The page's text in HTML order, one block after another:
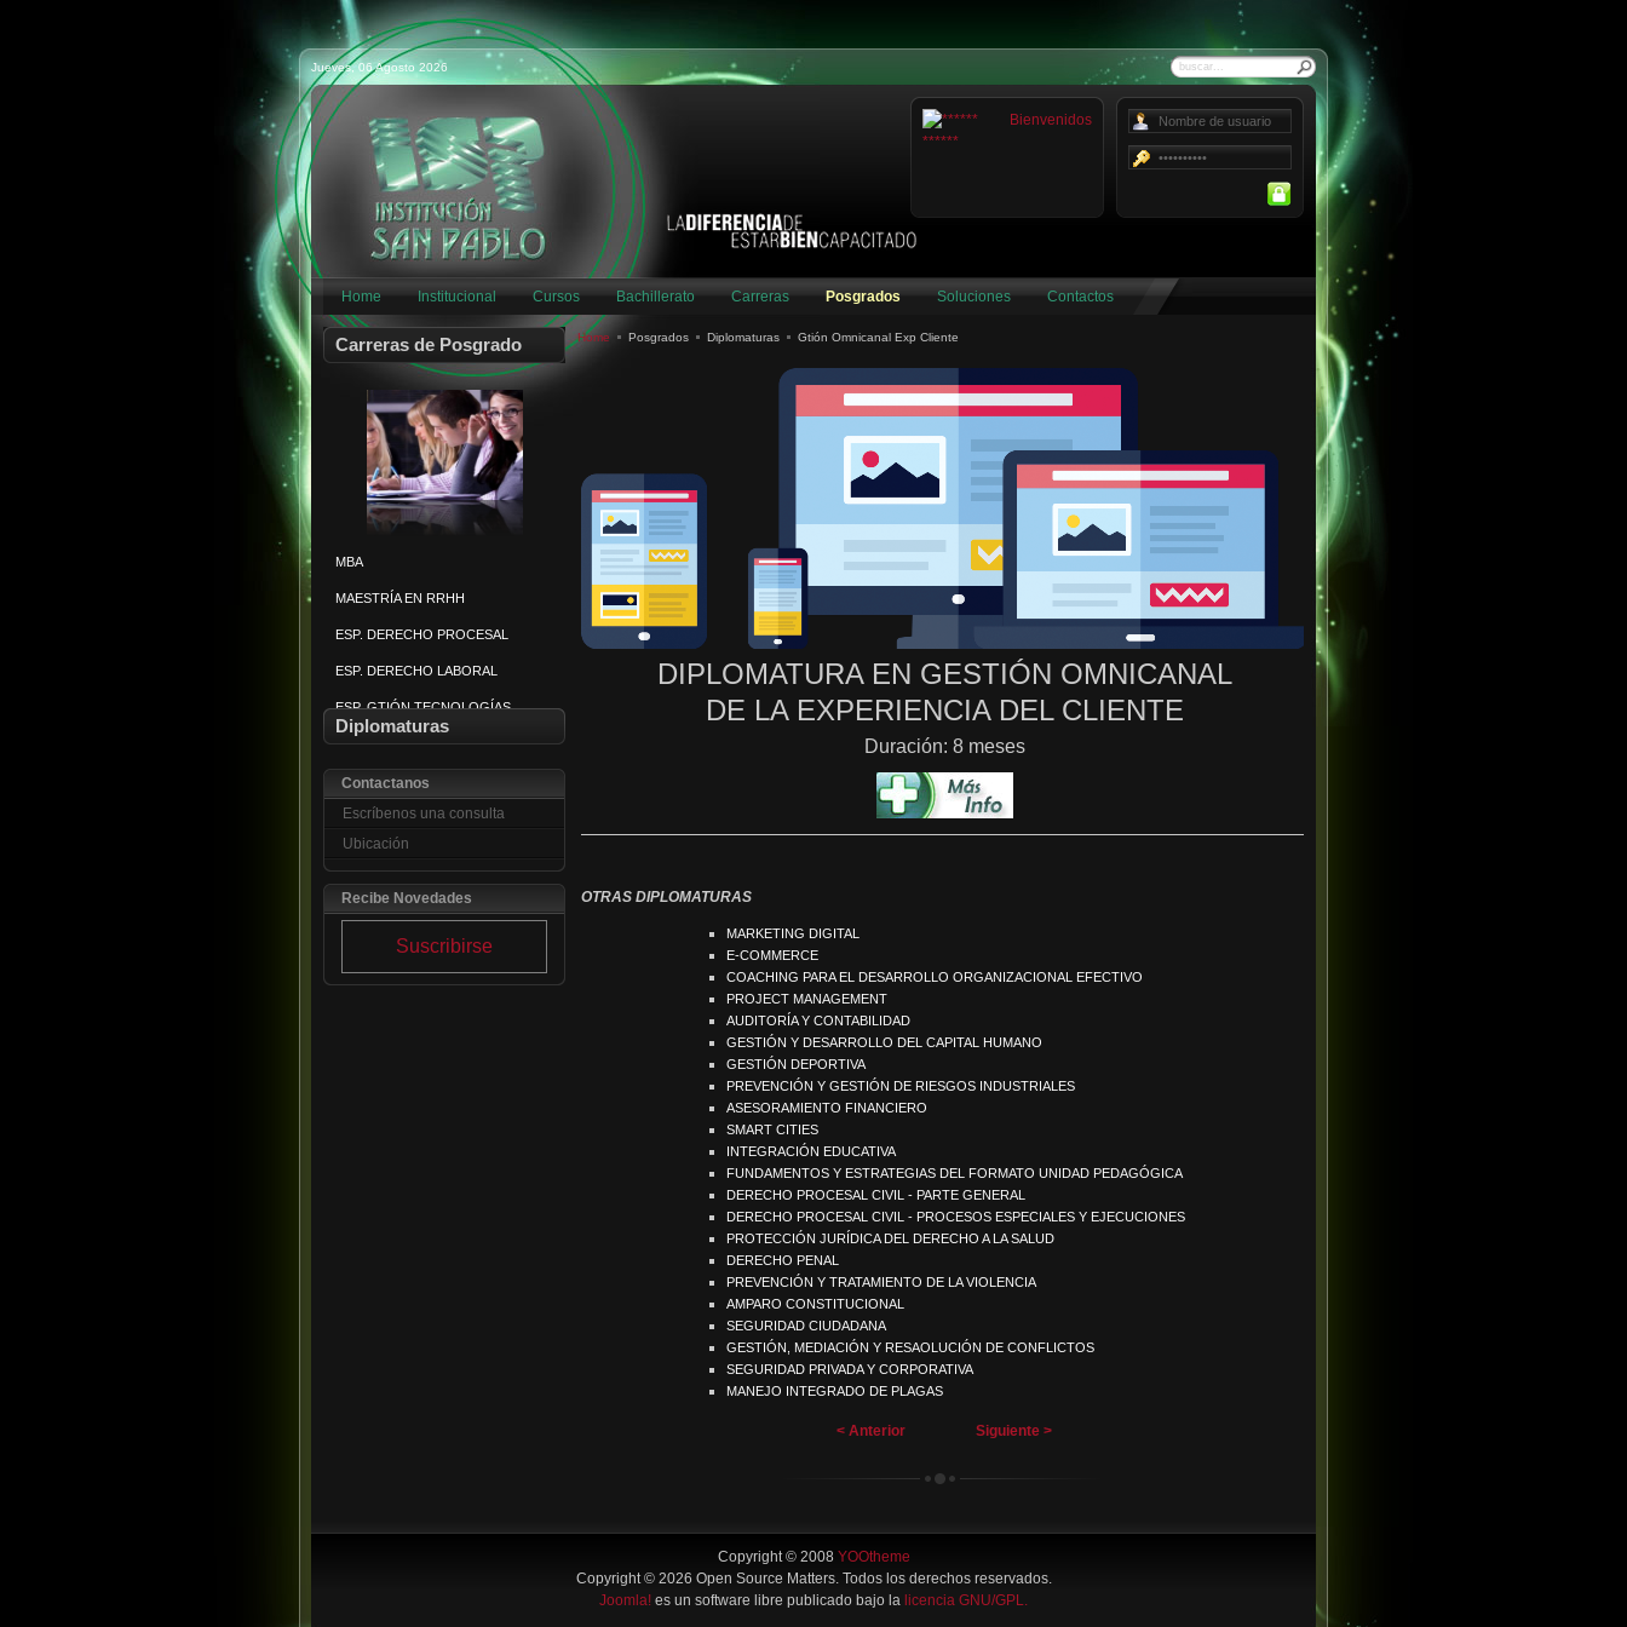
Jueves, 06 Agosto 2026
Home Institucional Cursos Bachillerato Carreras Posgrados Soluciones Contactos
Carreras de Posgrado
MBA
MAESTRÍA EN RRHH
ESP. DERECHO PROCESAL
ESP. DERECHO LABORAL
ESP. GTIÓN TECNOLOGÍAS
Diplomaturas
GTIÓN OMNICANAL CLIENTE
COACHING ORGANIZACIONAL
PROJECT MANAGEMENT
AUDITORÍA Y CONTABILIDAD
GTIÓN CAPITAL HUMANO
GTIÓN DEPORTIVA
PREVENCIÓN RIESG INDUST
SMART CITIES
INTEGRACIÓN EDUCATIVA
FUND. UNIDAD PEDAGÓGICA
DER PROCESAL CIVIL GRAL
DER PROCESAL CIVIL ESP
PROTECC DERECHO SALUD
SEGURIDAD PRIV Y CORP
Contactanos
Escríbenos una consulta
Ubicación
Recibe Novedades
Suscribirse
Home Posgrados Diplomaturas Gtión Omnicanal Exp Cliente
DIPLOMATURA EN GESTIÓN OMNICANAL
DE LA EXPERIENCIA DEL CLIENTE
Duración: 8 meses
OTRAS DIPLOMATURAS
MARKETING DIGITAL
E-COMMERCE
COACHING PARA EL DESARROLLO ORGANIZACIONAL EFECTIVO
PROJECT MANAGEMENT
AUDITORÍA Y CONTABILIDAD
GESTIÓN Y DESARROLLO DEL CAPITAL HUMANO
GESTIÓN DEPORTIVA
PREVENCIÓN Y GESTIÓN DE RIESGOS INDUSTRIALES
ASESORAMIENTO FINANCIERO
SMART CITIES
INTEGRACIÓN EDUCATIVA
FUNDAMENTOS Y ESTRATEGIAS DEL FORMATO UNIDAD PEDAGÓGICA
DERECHO PROCESAL CIVIL - PARTE GENERAL
DERECHO PROCESAL CIVIL - PROCESOS ESPECIALES Y EJECUCIONES
PROTECCIÓN JURÍDICA DEL DERECHO A LA SALUD
DERECHO PENAL
PREVENCIÓN Y TRATAMIENTO DE LA VIOLENCIA
AMPARO CONSTITUCIONAL
SEGURIDAD CIUDADANA
GESTIÓN, MEDIACIÓN Y RESAOLUCIÓN DE CONFLICTOS
SEGURIDAD PRIVADA Y CORPORATIVA
MANEJO INTEGRADO DE PLAGAS
< Anterior Siguiente >
Copyright © 2008 YOOtheme
Copyright © 2026 Open Source Matters. Todos los derechos reservados.
Joomla! es un software libre publicado bajo la licencia GNU/GPL.